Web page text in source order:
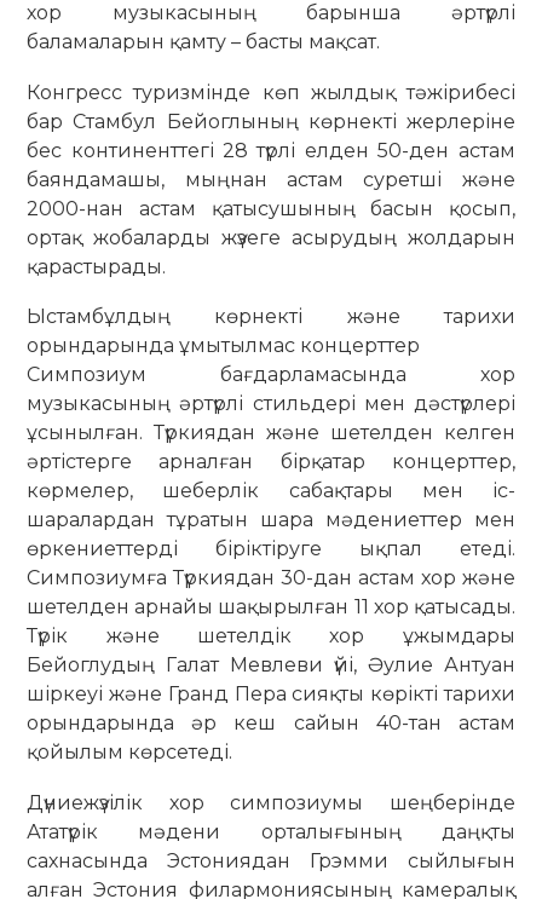
хор музыкасының барынша әртүрлі
баламаларын қамту – басты мақсат.
Конгресс туризмінде көп жылдық тәжірибесі
бар Стамбул Бейоглының көрнекті жерлеріне
бес континенттегі 28 түрлі елден 50-ден астам
баяндамашы, мыңнан астам суретші және
2000-нан астам қатысушының басын қосып,
ортақ жобаларды жүзеге асырудың жолдарын
қарастырады.
Ыстамбұлдың көрнекті және тарихи
орындарында ұмытылмас концерттер
Симпозиум бағдарламасында хор
музыкасының әртүрлі стильдері мен дәстүрлері
ұсынылған. Түркиядан және шетелден келген
әртістерге арналған бірқатар концерттер,
көрмелер, шеберлік сабақтары мен іс-
шаралардан тұратын шара мәдениеттер мен
өркениеттерді біріктіруге ықпал етеді.
Симпозиумға Түркиядан 30-дан астам хор және
шетелден арнайы шақырылған 11 хор қатысады.
Түрік және шетелдік хор ұжымдары
Бейоглудың Галат Мевлеви үйі, Әулие Антуан
шіркеуі және Гранд Пера сияқты көрікті тарихи
орындарында әр кеш сайын 40-тан астам
қойылым көрсетеді.
Дүниежүзілік хор симпозиумы шеңберінде
Ататүрік мәдени орталығының даңқты
сахнасында Эстониядан Грэмми сыйлығын
алған Эстония филармониясының камералық